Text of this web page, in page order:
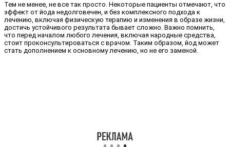
Тем не менее, не все так просто. Некоторые пациенты отмечают, что
эффект от йода недолговечен, и без комплексного подхода к
лечению, включая физическую терапию и изменения в образе жизни,
достичь устойчивого результата бывает сложно. Важно помнить,
что перед началом любого лечения, включая народные средства,
стоит проконсультироваться с врачом. Таким образом, йод может
стать дополнением к основному лечению, но не его заменой.